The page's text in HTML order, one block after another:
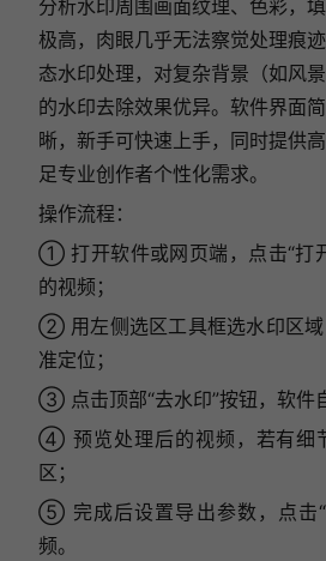
分析水印周围画面纹理、色彩，
极高，肉眼几乎无法察觉处理痕
态水印处理，对复杂背景（如风
的水印去除效果优异。软件界面
晰，新手可快速上手，同时提供
足专业创作者个性化需求。
操作流程：
① 打开软件或网页端，点击“打
的视频；
② 用左侧选区工具框选水印区域
准定位；
③ 点击顶部“去水印”按钮，软件
④ 预览处理后的视频，若有细
区；
⑤ 完成后设置导出参数，点击
频。